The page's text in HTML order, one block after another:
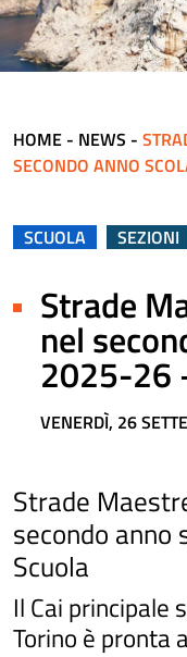
HOME - NEWS -
SECONDO ANNO
SCUOLA SEZIONI
Strade
nel
2025-26
VENERDÌ, 26
Strade
secondo
Scuola
Il Cai principale
Torino è pronta